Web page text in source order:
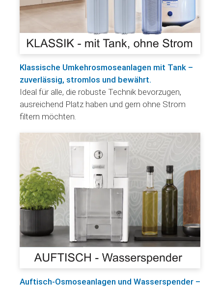
Klassische Umkehrosmoseanlagen mit Tank –
zuverlässig, stromlos und bewährt.
Ideal für alle, die robuste Technik bevorzugen,
ausreichend Platz haben und gern ohne Strom
filtern möchten.
Auftisch-Osmoseanlagen und Wasserspender –